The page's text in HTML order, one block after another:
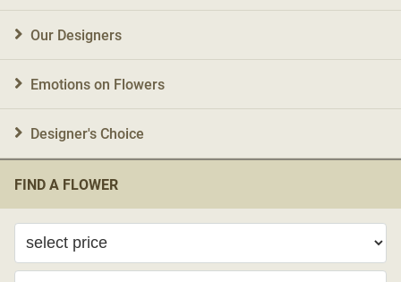
Our Designers
Emotions on Flowers
Designer's Choice
FIND A FLOWER